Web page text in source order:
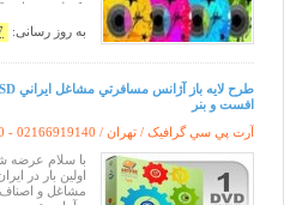
به روز رسانی: 7
افست و بنر
آرت پي سي گرافيک / تهران / - 02166919140
با سلام عرضه
اولين بار در